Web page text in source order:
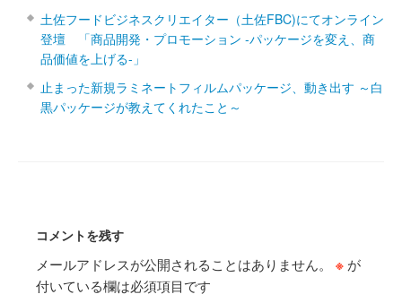
土佐フードビジネスクリエイター（土佐FBC)にてオンライン
登壇 「商品開発・プロモーション ‐パッケージを変え、商
品価値を上げる‐」
止まった新規ラミネートフィルムパッケージ、動き出す ～白
黒パッケージが教えてくれたこと～
コメントを残す
メールアドレスが公開されることはありません。 ※ が
付いている欄は必須項目です